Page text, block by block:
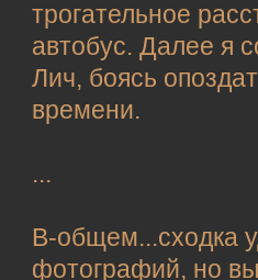
трогательное
автобус. Далее я
Лич, боясь
времени.
...
В-общем...сходка
фотографий, но